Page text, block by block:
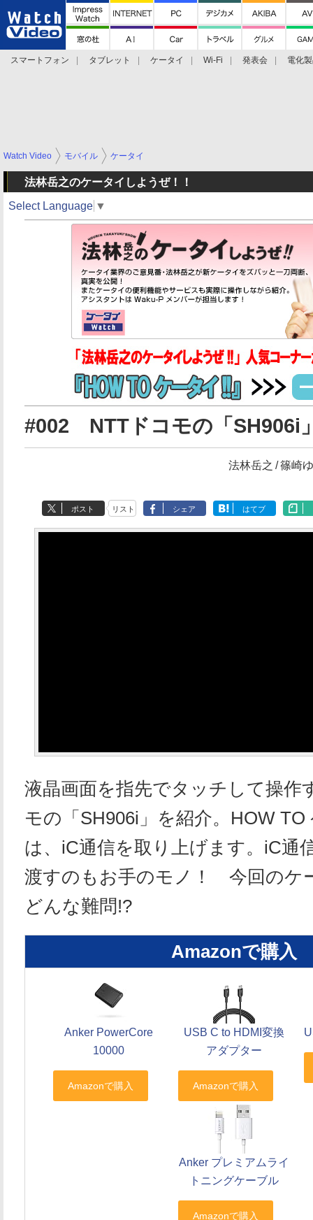
スマートフォン タブレット ケータイ Wi-Fi 発表会
電化
Watch Video モバイル ケータイ
法林岳之のケータイしようぜ！！
Select Language ▼
#002 NTTドコモの「SH906i
法林岳之 篠崎
ポスト リスト シェア はてブ
液晶画面を指先でタッチして操作
モの「SH906i」を紹介。HOW
は、iC通信を取り上げます。iC通
渡すのもお手のモノ！ 今回のケ
どんな難問!?
Amazonで購入
Anker PowerCore
10000
USB C to HDMI変換
アダプター
Anker プレミアムライ
トニングケーブル